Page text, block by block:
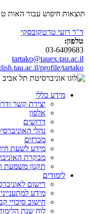
תוצאות חיפוש עבור האות ט
ד"ר רועי טרטקובסקי
טלפון:
03-6409683
tartako@tauex.tau.ac.il
profile/tartako
מידע כללי
יצירת קשר
אלפון
דרושים
נהלי
מכרזים
מידע לשעת
מבקרת
תקנון משמעת
לימודים
רישום
מידע
חישוב סיכויי
לוח שנת